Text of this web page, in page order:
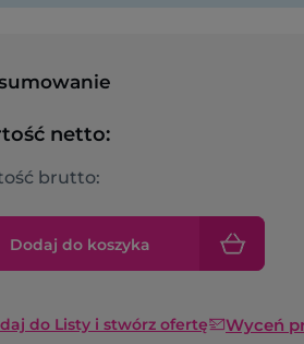
netto:
brutto:
Dodaj do koszyka
do Listy i stwórz ofertę Wyceń